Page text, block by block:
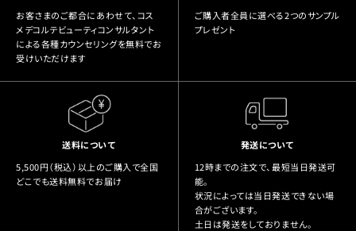
お客さまのご都合にあわせて、コス
メデコルテビューティコンサルタント
による各種カウンセリングを無料でお
受けいただけます
ご購入者全員に選べる2つのサンプル
プレゼント
送料について
5,500円（税込）以上のご購入で全国
どこでも送料無料でお届け
発送について
12時までの注文で、最短当日発送可
能。
状況によっては当日発送できない場
合がございます。
土日は発送をしておりません。